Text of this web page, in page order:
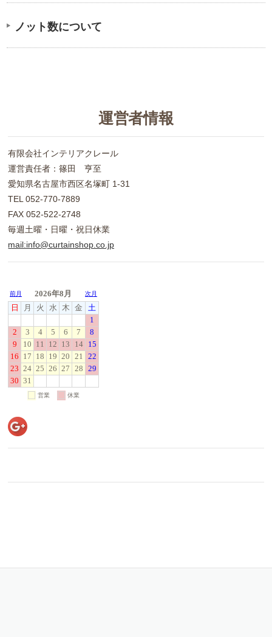
ノット数について
運営者情報
有限会社インテリアクレール
運営責任者：篠田 亨至
愛知県名古屋市西区名塚町 1-31
TEL 052-770-7889
FAX 052-522-2748
毎週土曜・日曜・祝日休業
mail:info@curtainshop.co.jp